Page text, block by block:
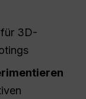
für 3D-